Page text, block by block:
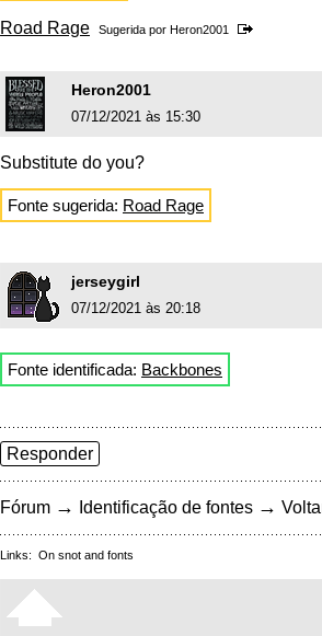
Road Rage Sugerida por Heron2001
Heron2001
07/12/2021 às 15:30
Substitute do you?
Fonte sugerida: Road Rage
jerseygirl
07/12/2021 às 20:18
Fonte identificada: Backbones
Responder
Fórum → Identificação de fontes →
Links: On snot and fonts